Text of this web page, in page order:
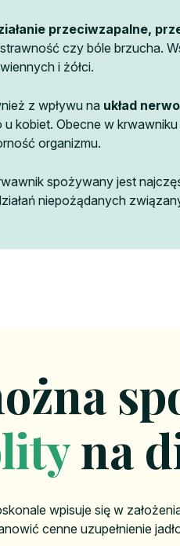
przeciwzapalne,
czy bóle brzucha.
i żółci.
z wpływu na układ
kobiet. Obecne w
organizmu.
spożywany jest
niepożądanych
na
wpisuje się w
cenne uzupełnienie